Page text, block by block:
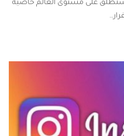
ستطلق على مستوى العالم خاصية